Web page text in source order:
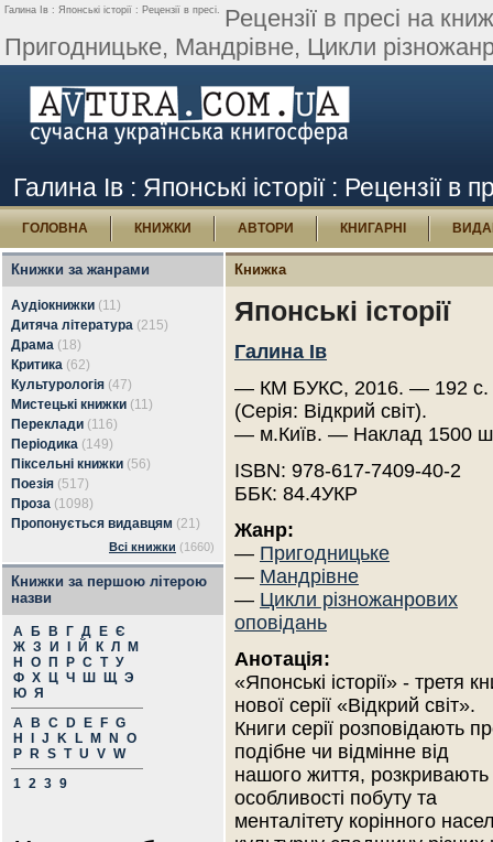
Галина Ів : Японські історії : Рецензії в пресі. Рецензії в пресі на
Пригодницьке, Мандрівне, Цикли
Галина Ів : Японські історії : Рецензії в
ГОЛОВНА КНИЖКИ АВТОРИ КНИГАРНІ
Книжки за жанрами
Аудіокнижки (11)
Дитяча література (215)
Драма (18)
Критика (62)
Культурологія (47)
Мистецькі книжки (11)
Переклади (116)
Періодика (149)
Піксельні книжки (56)
Поезія (517)
Проза (1098)
Пропонується видавцям (21)
Всі книжки (1660)
Книжки за першою літерою
назви
А Б В Г Д Е Є
Ж З И Й К Л
М
Н
О П Р С Т У
Ф Х Ц Ч Ш Щ Э
Ю Я
A
B C D E F G
H
J K L M N
O
P
R S T U V W
1 2 3 9
Книжка
Японські історії
Галина Ів
— КМ БУКС, 2016. — 192
(Серія: Відкрий світ).
— м.Київ. — Наклад 1500
ISBN: 978-617-7409-40-2
ББК: 84.4УКР
Жанр:
— Пригодницьке
— Мандрівне
— Цикли різножанрових
оповідань
Анотація:
«Японські історії» - третя
нової серії «Відкрий світ».
Книги серії розповідають
подібне чи відмінне від
нашого життя, розкривають
особливості побуту та
менталітету корінного